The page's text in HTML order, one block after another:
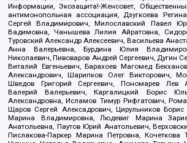
Информации, Экозащита!-Женсовет,
антимонопольная ассоциация, Дзугкоева
Сергей Владимирович, Милославский Павел
Вадимовна, Чанышева Лилия Айратовна,
Туровский Александр Алексеевич, Васильева
Анна Валерьевна, Бурдина Юлия
Николаевич, Пивоваров Андрей Сергеевич, Дугин
Виталий Евгеньевич, Барахоев Магомед
Александрович, Шарипков Олег Викторович,
Шведов Григорий Сергеевич, Пономарев Лев
Валерий Валерьевич, Каргалицкий Борис
Александровна, Исламов Тимур Рифгатович,
Щаров Сергей Алексадрович, Цирульников Борис
Марина Владимировна, Людевиг Марина
Анатольевна, Паутов Юрий Анатольевич,
Пислакова-Паркер Марина Петровна, Кочеткова